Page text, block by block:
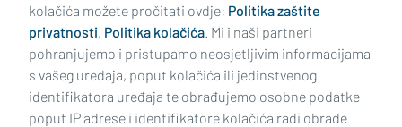
kolačića možete pročitati ovdje: Politika zaštite
privatnosti, Politika kolačića. Mi i naši partneri
pohranjujemo i pristupamo neosjetljivim informacijama
s vašeg uređaja, poput kolačića ili jedinstvenog
identifikatora uređaja te obrađujemo osobne podatke
poput IP adrese i identifikatore kolačića radi obrade